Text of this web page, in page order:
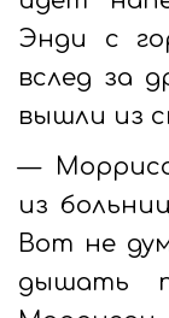
Энди с
вслед за
вышли из
—
из
Вот не
дышать